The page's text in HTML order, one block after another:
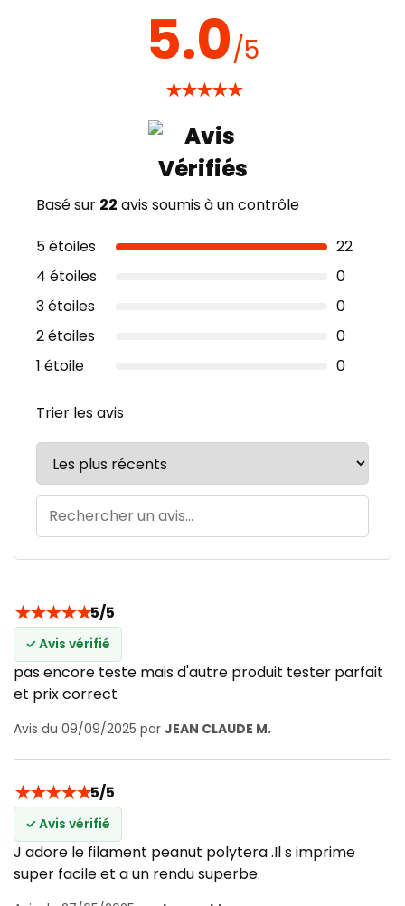
5.0/5
★★★★★
Basé sur 22 avis soumis à un contrôle
5 étoiles
22
4 étoiles
0
3 étoiles
0
2 étoiles
0
1 étoile
0
Trier les avis
★★★★★5/5
✓ Avis vérifié
pas encore teste mais d'autre produit tester parfait
et prix correct
Avis du 09/09/2025 par JEAN CLAUDE M.
★★★★★5/5
✓ Avis vérifié
J adore le filament peanut polytera .Il s imprime
super facile et a un rendu superbe.